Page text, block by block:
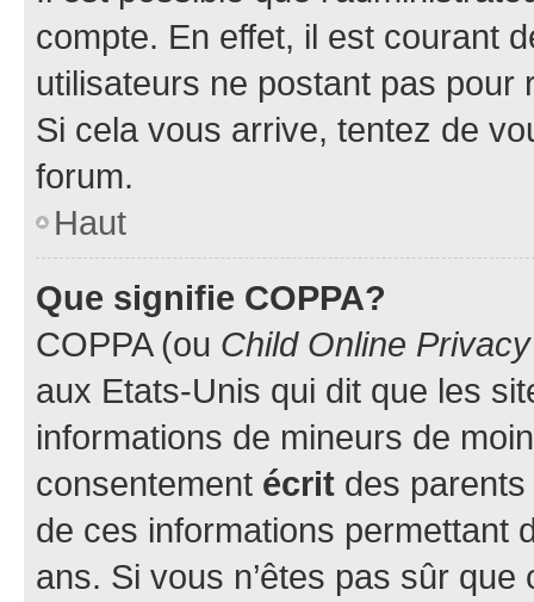
compte. En effet, il est courant
utilisateurs ne postant pas pour
Si cela vous arrive, tentez de
forum.
Haut
Que signifie COPPA?
COPPA (ou Child Online
aux Etats-Unis qui dit que les
informations de mineurs de
consentement écrit des parents
de ces informations permettant
ans. Si vous n’êtes pas sûr